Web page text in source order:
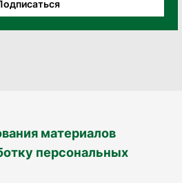
материалов
персональных